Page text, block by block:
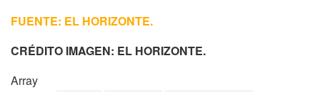
FUENTE: EL HORIZONTE.
CRÉDITO IMAGEN: EL HORIZONTE.
Array